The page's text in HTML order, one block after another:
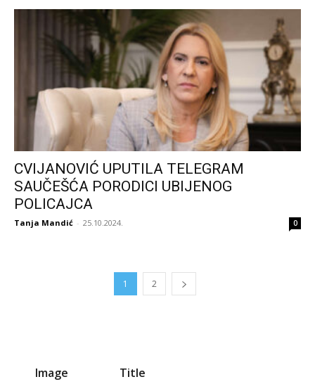
CVIJANOVIĆ UPUTILA TELEGRAM
SAUČEŠĆA PORODICI UBIJENOG
POLICAJCA
Tanja Mandić - 25.10.2024. 0
1 2
Image Title